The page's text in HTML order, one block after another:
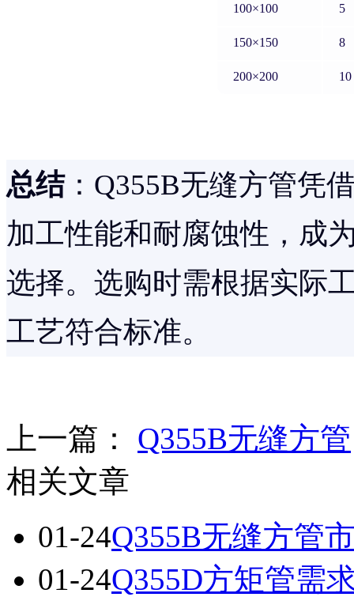
100×100 5
150×150 8
200×200 10
总结：Q355B无缝方管凭
加工性能和耐腐蚀性，成
选择。选购时需根据实际
工艺符合标准。
上一篇： Q355B无缝方管
相关文章
01-24Q355B无缝方管
01-24Q355D方矩管需